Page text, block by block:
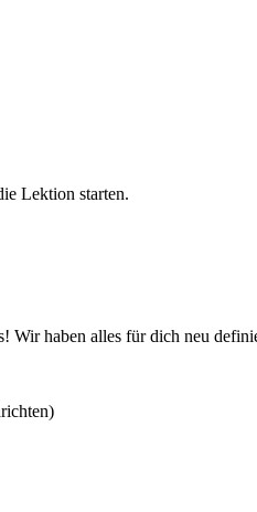
Lektion starten.
Wir haben alles für dich neu